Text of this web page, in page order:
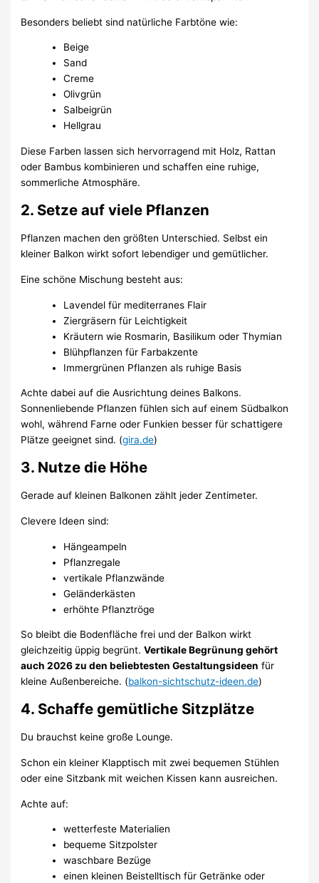
Besonders beliebt sind natürliche Farbtöne wie:
Beige
Sand
Creme
Olivgrün
Salbeigrün
Hellgrau
Diese Farben lassen sich hervorragend mit Holz, Rattan
oder Bambus kombinieren und schaffen eine ruhige,
sommerliche Atmosphäre.
2. Setze auf viele Pflanzen
Pflanzen machen den größten Unterschied. Selbst ein
kleiner Balkon wirkt sofort lebendiger und gemütlicher.
Eine schöne Mischung besteht aus:
Lavendel für mediterranes Flair
Ziergräsern für Leichtigkeit
Kräutern wie Rosmarin, Basilikum oder Thymian
Blühpflanzen für Farbakzente
Immergrünen Pflanzen als ruhige Basis
Achte dabei auf die Ausrichtung deines Balkons.
Sonnenliebende Pflanzen fühlen sich auf einem Südbalkon
wohl, während Farne oder Funkien besser für schattigere
Plätze geeignet sind. (gira.de)
3. Nutze die Höhe
Gerade auf kleinen Balkonen zählt jeder Zentimeter.
Clevere Ideen sind:
Hängeampeln
Pflanzregale
vertikale Pflanzwände
Geländerkästen
erhöhte Pflanztröge
So bleibt die Bodenfläche frei und der Balkon wirkt
gleichzeitig üppig begrünt.Vertikale Begrünung gehört
auch 2026 zu den beliebtesten Gestaltungsideen für
kleine Außenbereiche. (balkon-sichtschutz-ideen.de)
4. Schaffe gemütliche Sitzplätze
Du brauchst keine große Lounge.
Schon ein kleiner Klapptisch mit zwei bequemen Stühlen
oder eine Sitzbank mit weichen Kissen kann ausreichen.
Achte auf:
wetterfeste Materialien
bequeme Sitzpolster
waschbare Bezüge
einen kleinen Beistelltisch für Getränke oder